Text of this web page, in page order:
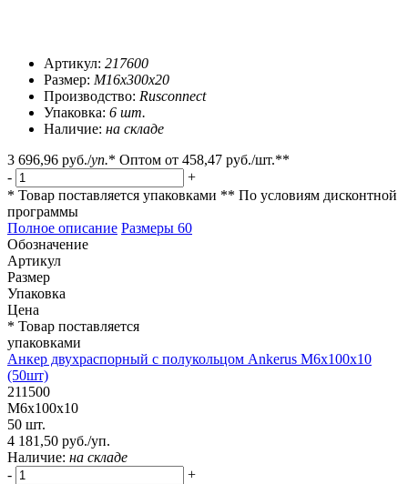
Артикул: 217600
Размер: М16х300х20
Производство: Rusconnect
Упаковка: 6 шт.
Наличие: на складе
3 696,96 руб./уп.* Оптом от 458,47 руб./шт.**
-
+
* Товар поставляется упаковками ** По условиям дисконтной
программы
Полное описание Размеры 60
Обозначение
Артикул
Размер
Упаковка
Цена
* Товар поставляется
упаковками
Анкер двухраспорный с полукольцом Ankerus М6х100х10
(50шт)
211500
М6х100х10
50 шт.
4 181,50 руб./уп.
Наличие: на складе
-
+